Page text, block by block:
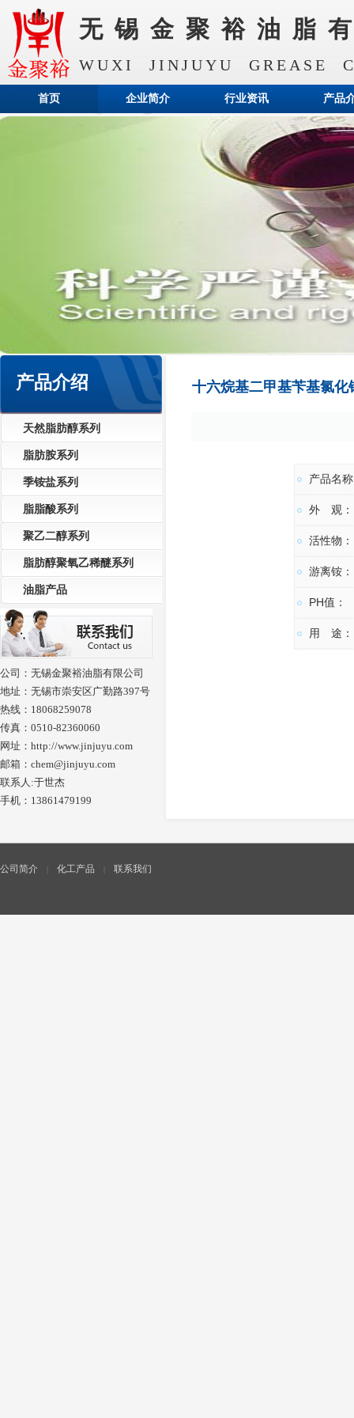
无锡金聚裕油脂
WUXI JINJUYU GREASE
首页 企业简介 行业资讯 产品
产品介绍
天然脂肪醇系列
脂肪胺系列
季铵盐系列
脂脂酸系列
聚乙二醇系列
脂肪醇聚氧乙稀醚系列
油脂产品
公司：无锡金聚裕油脂有限公司
地址：无锡市崇安区广勤路397号
热线：18068259078
传真：0510-82360060
网址： http://www.jinjuyu.com
邮箱：chem@jinjuyu.com
联系人:于世杰
手机：13861479199
十六烷基二甲基苄基氯化
产品名
外 观：
活性物：
游离铵：
PH值：
用 途：
公司简介 化工产品 联系我们